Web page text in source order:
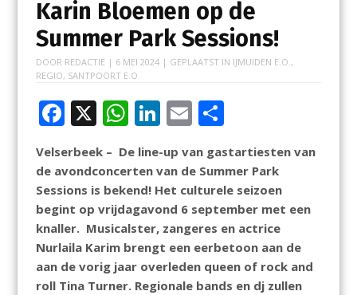
Karin Bloemen op de
Summer Park Sessions!
DOOR REDACTIE | 6 MEI 2024| GEPLAATST IN IJMUIDEN E.O. ,
REGIO, SANTPOORT E.O.
F
ac
e
b
o
o
k
X W
h
at
s
A
p
p
Li
k
e
dI
n
E
ai
l
D
e
n
Velserbeek – De line-up van gastartiesten van
de avondconcerten van de Summer Park
Sessions is bekend! Het culturele seizoen
begint op vrijdagavond 6 september met een
knaller. Musicalster, zangeres en actrice
Nurlaila Karim brengt een eerbetoon aan de
aan de vorig jaar overleden queen of rock and
roll Tina Turner. Regionale bands en dj zullen